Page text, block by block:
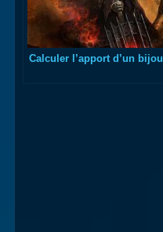
Calculer l’apport d’un bijou